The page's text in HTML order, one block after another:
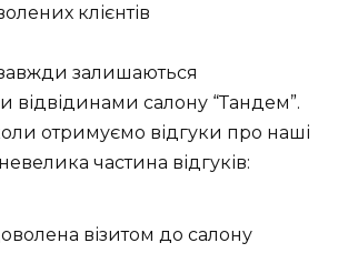
клієнтів
залишаються
відвідинами салону “Тандем”.
отримуємо відгуки про наші
частина відгуків:
візитом до салону